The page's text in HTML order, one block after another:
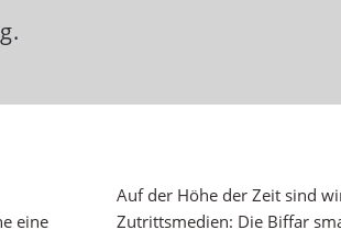
eine
Auf der Höhe der Zeit sind
Zutrittsmedien: Die Biffar